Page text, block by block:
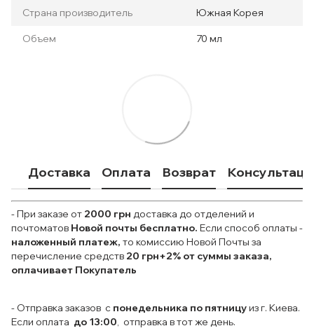
Страна производитель
Южная Корея
Объем 70 мл
Доставка Оплата Возврат
- При заказе от 2000 грн доставка до отделений и
почтоматов Новой почты бесплатно. Если способ оплаты -
наложенный платеж, то комиссию Новой Почты за
перечисление средств 20 грн+2% от суммы заказа,
оплачивает Покупатель
- Отправка заказов с понедельника по пятницуиз г. Киева.
Если оплата до 13:00, отправка в тот же день.